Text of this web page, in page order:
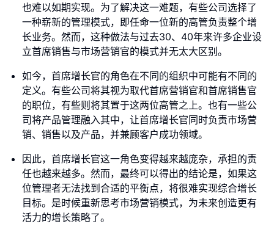
也难以如期实现。为了解决这一难题，有些公司选择了
一种崭新的管理模式，即任命一位新的高管负责整个增
长业务。然而，这种做法与过去30、40年来许多企业设
立首席销售与市场营销官的模式并无太大区别。
如今，首席增长官的角色在不同的组织中可能有不同的
定义。有些公司将其视为取代首席营销官和首席销售官
的职位，有些则将其置于这两位高管之上。也有一些公
司将产品管理融入其中，让首席增长官同时负责市场营
销、销售以及产品，并兼顾客户成功领域。
因此，首席增长官这一角色变得越来越庞杂，承担的责
任也越来越多。然而，最终可以得出的结论是，如果这
位管理者无法找到合适的平衡点，将很难实现综合增长
目标。是时候重新思考市场营销模式，为未来创造更有
活力的增长策略了。